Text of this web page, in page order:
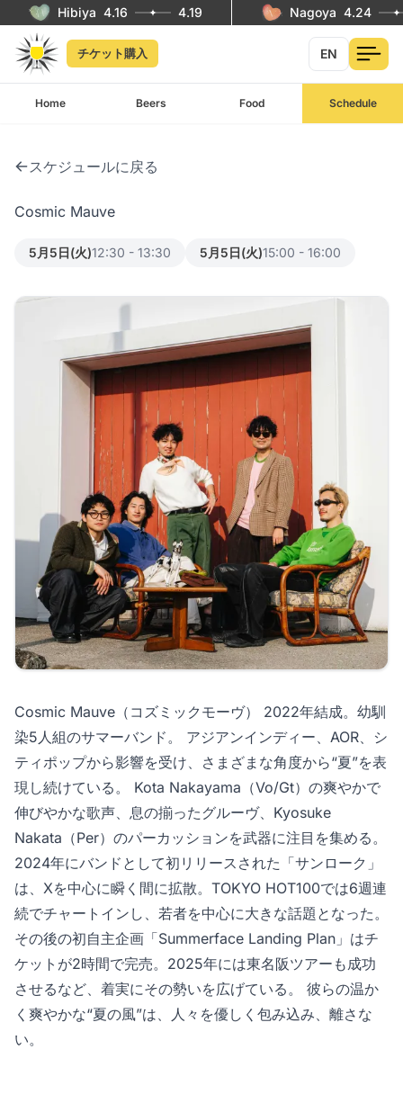
Hibiya 4.16 4.19 Nagoya 4.24
チケット購入 EN
Home Beers Food Schedule
スケジュールに戻る
Cosmic Mauve
5月5日(火)12:30 - 13:30 5月5日(火)15:00 - 16:00
Cosmic Mauve（コズミックモーヴ） 2022年結成。幼馴
染5人組のサマーバンド。 アジアンインディー、AOR、シ
ティポップから影響を受け、さまざまな角度から“夏”を表
現し続けている。 Kota Nakayama（Vo/Gt）の爽やかで
伸びやかな歌声、息の揃ったグルーヴ、Kyosuke
Nakata（Per）のパーカッションを武器に注目を集める。
2024年にバンドとして初リリースされた「サンローク」
は、Xを中心に瞬く間に拡散。TOKYO HOT100では6週連
続でチャートインし、若者を中心に大きな話題となった。
その後の初自主企画「Summerface Landing Plan」はチ
ケットが2時間で完売。2025年には東名阪ツアーも成功
させるなど、着実にその勢いを広げている。 彼らの温か
く爽やかな“夏の風”は、人々を優しく包み込み、離さな
い。